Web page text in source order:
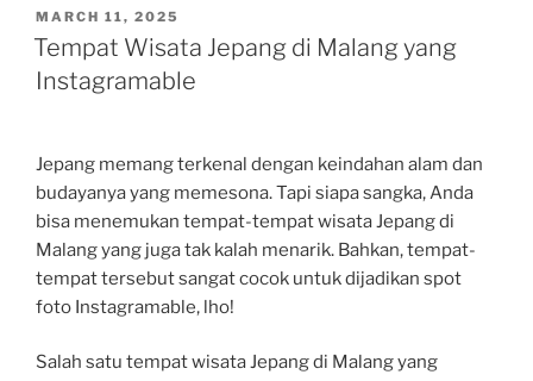
POSTED
ON
MARCH 11, 2025
Tempat Wisata Jepang di Malang yang
Instagramable
Jepang memang terkenal dengan keindahan alam dan
budayanya yang memesona. Tapi siapa sangka, Anda
bisa menemukan tempat-tempat wisata Jepang di
Malang yang juga tak kalah menarik. Bahkan, tempat-
tempat tersebut sangat cocok untuk dijadikan spot
foto Instagramable, lho!
Salah satu tempat wisata Jepang di Malang yang